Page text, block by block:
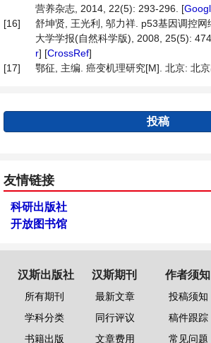
营养杂志, 2014, 22(5): 293-296. [
[16]
舒坤贤, 王光利, 邬力祥. p53基因调控
大学学报(自然科学版), 2008, 25(5):
r] [CrossRef]
[17]
鄂征, 主编. 癌变机理研究[M]. 北京: 北
投稿
友情链接
科研出版社
开放图书馆
汉斯出版社
所有期刊
学科分类
书籍出版
汉斯期刊
最新文章
同行评议
文章费用
作者须知
投稿须知
稿件跟踪
常见问题